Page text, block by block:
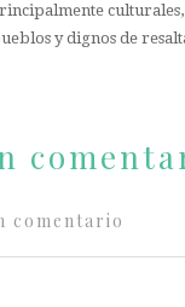
culturales,
y dignos de
comentario